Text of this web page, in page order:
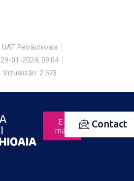
UAT Petrăchioaia
29-01-2024, 09:04
Vizualizări: 2.573
E-
mail
Contact